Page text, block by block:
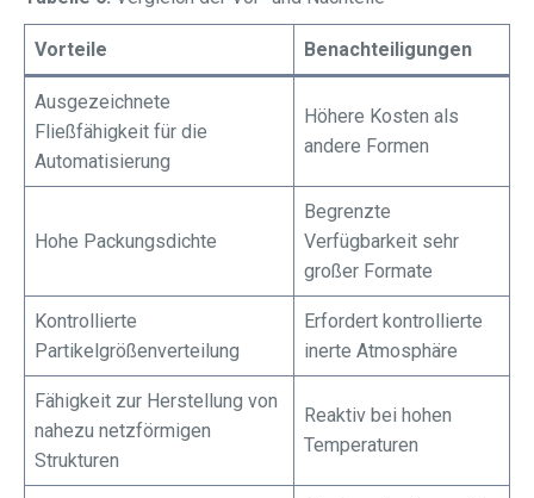
Vorteile Benachteiligungen
Ausgezeichnete
Fließfähigkeit für die
Automatisierung
Höhere Kosten als
andere Formen
Hohe Packungsdichte
Begrenzte
Verfügbarkeit sehr
großer Formate
Kontrollierte
Partikelgrößenverteilung
Erfordert kontrollierte
inerte Atmosphäre
Fähigkeit zur Herstellung von
nahezu netzförmigen
Strukturen
Reaktiv bei hohen
Temperaturen